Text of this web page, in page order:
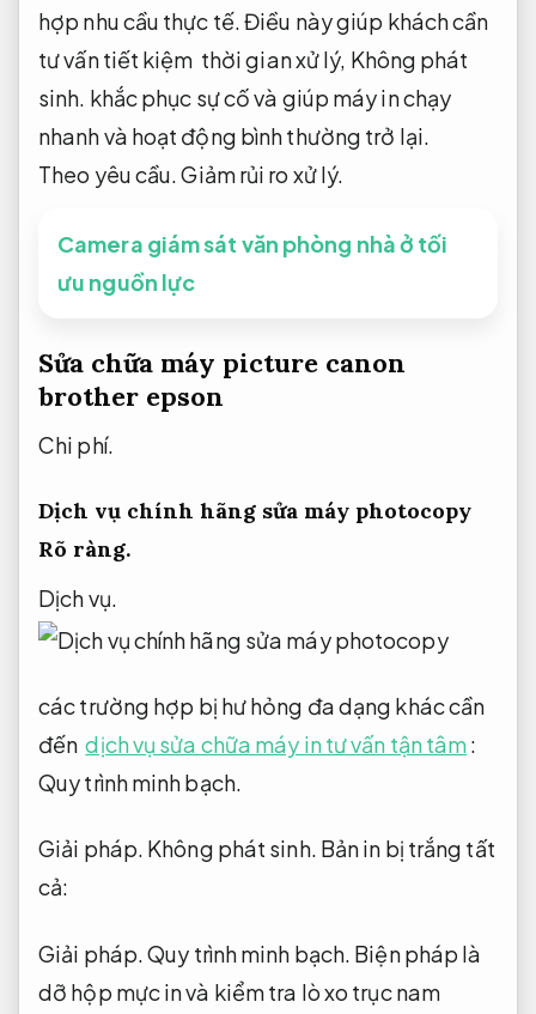
hợp nhu cầu thực tế.Điều này giúp khách cần
tư vấn tiết kiệm thời gian xử lý, Không phát
sinh. khắc phục sự cố và giúp máy in chạy
nhanh và hoạt động bình thường trở lại.
Theo yêu cầu.Giảm rủi ro xử lý.
Camera giám sát văn phòng nhà ở tối
ưu nguồn lực
Sửa chữa máy picture canon
brother epson
Chi phí.
Dịch vụ chính hãng sửa máy photocopy
Rõ ràng.
Dịch vụ.
các trường hợp bị hư hỏng đa dạng khác cần
đến dịch vụ sửa chữa máy in tư vấn tận tâm:
Quy trình minh bạch.
Giải pháp. Không phát sinh. Bản in bị trắng tất
cả:
Giải pháp.Quy trình minh bạch. Biện pháp là
dỡ hộp mực in và kiểm tra lò xo trục nam